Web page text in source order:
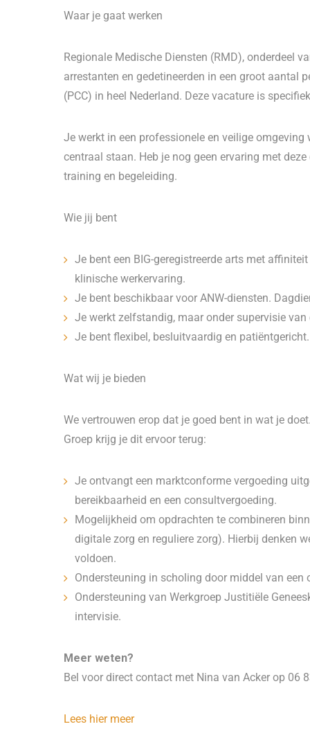
Waar je gaat werken
Regionale Medische Diensten (RMD), onderdeel
arrestanten en gedetineerden in een groot aantal
(PCC) in heel Nederland. Deze vacature is
Je werkt in een professionele en veilige
centraal staan. Heb je nog geen ervaring met
training en begeleiding.
Wie jij bent
Je bent een BIG-geregistreerde arts met
klinische werkervaring.
Je bent beschikbaar voor ANW-diensten.
Je werkt zelfstandig, maar onder supervisie
Je bent flexibel, besluitvaardig en patiëntgericht.
Wat wij je bieden
We vertrouwen erop dat je goed bent in wat je
Groep krijg je dit ervoor terug:
Je ontvangt een marktconforme vergoeding
bereikbaarheid en een consultvergoeding.
Mogelijkheid om opdrachten te combineren
digitale zorg en reguliere zorg). Hierbij denken
voldoen.
Ondersteuning in scholing door middel van een
Ondersteuning van Werkgroep Justitiële
intervisie.
Meer weten?
Bel voor direct contact met Nina van Acker op 06
Lees hier meer